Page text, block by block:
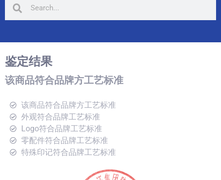
鉴定结果
该商品符合品牌方工艺标准
该商品符合品牌方工艺标准
外观符合品牌工艺标准
Logo符合品牌工艺标准
零配件符合品牌工艺标准
特殊印记符合品牌工艺标准